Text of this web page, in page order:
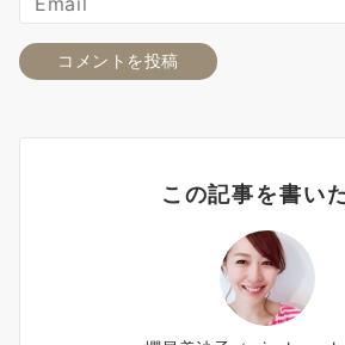
この記事を書い